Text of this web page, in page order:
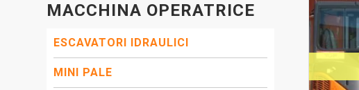
MACCHINA OPERATRICE
ESCAVATORI IDRAULICI
MINI PALE